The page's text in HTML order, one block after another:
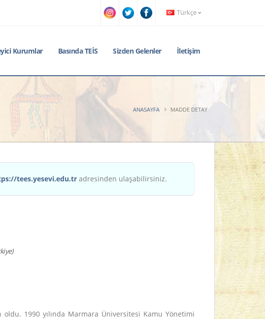
Türkçe
Kurumlar Basında TEİS Sizden Gelenler İletişim
ANASAYFA MADDE DETAY
tees.yesevi.edu.tr adresinden ulaşabilirsiniz.
1990 yılında Marmara Üniversitesi Kamu Yönetimi